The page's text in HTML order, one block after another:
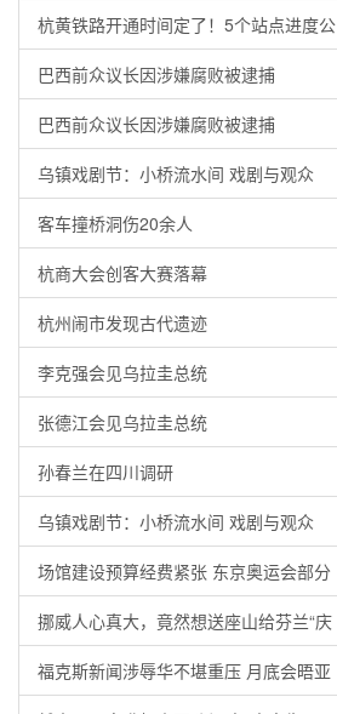
杭黄铁路开通时间定了！5个站点进度公
巴西前众议长因涉嫌腐败被逮捕
巴西前众议长因涉嫌腐败被逮捕
乌镇戏剧节：小桥流水间 戏剧与观众
客车撞桥洞伤20余人
杭商大会创客大赛落幕
杭州闹市发现古代遗迹
李克强会见乌拉圭总统
张德江会见乌拉圭总统
孙春兰在四川调研
乌镇戏剧节：小桥流水间 戏剧与观众
场馆建设预算经费紧张 东京奥运会部分
挪威人心真大，竟然想送座山给芬兰“庆
福克斯新闻涉辱华不堪重压 月底会晤亚